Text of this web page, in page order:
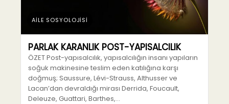
AİLE SOSYOLOJİSİ
PARLAK KARANLIK POST-YAPISALCILIK
ÖZET Post-yapısalcılık, yapısalcılığın insanı yapıların
soğuk makinesine teslim eden katılığına karşı
doğmuş; Saussure, Lévi-Strauss, Althusser ve
Lacan’dan devraldığı mirası Derrida, Foucault,
Deleuze, Guattari, Barthes,…